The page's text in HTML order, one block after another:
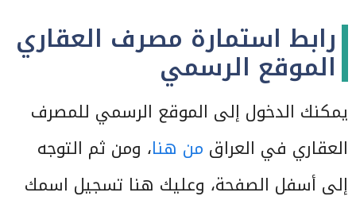
رابط استمارة مصرف العقاري
الموقع الرسمي
يمكنك الدخول إلى الموقع الرسمي للمصرف
العقاري في العراق من هنا، ومن ثم التوجه
إلى أسفل الصفحة، وعليك هنا تسجيل اسمك